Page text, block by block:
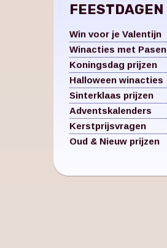
FEESTDAGEN
Win voor je Valentijn
Winacties met Pasen
Koningsdag prijzen
Halloween winacties
Sinterklaas prijzen
Adventskalenders
Kerstprijsvragen
Oud & Nieuw prijzen